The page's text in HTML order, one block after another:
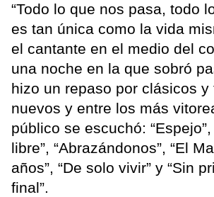
“Todo lo que nos pasa, todo
es tan única como la vida
el cantante en el medio del
una noche en la que sobró
hizo un repaso por clásicos y
nuevos y entre los más
público se escuchó: “Espejo”,
libre”, “Abrazándonos”, “El
años”, “De solo vivir” y “Sin
final”.